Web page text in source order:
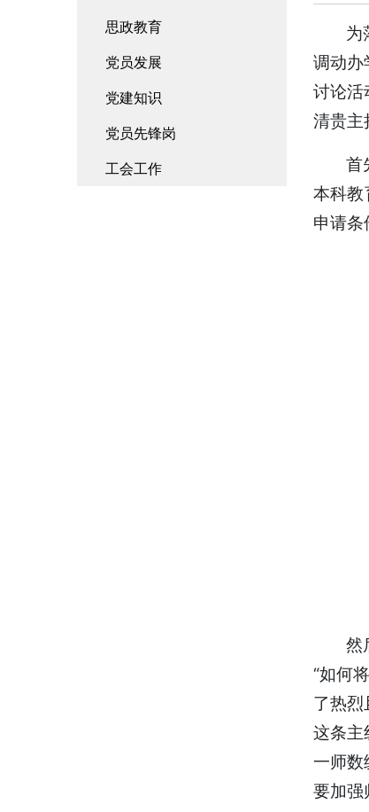
思政教育
党员发展
党建知识
党员先锋岗
工会工作
为
调动办
讨论活
清贵主
首
本科教
申请条
然
“如何
了热
这条主
一师数
要加强